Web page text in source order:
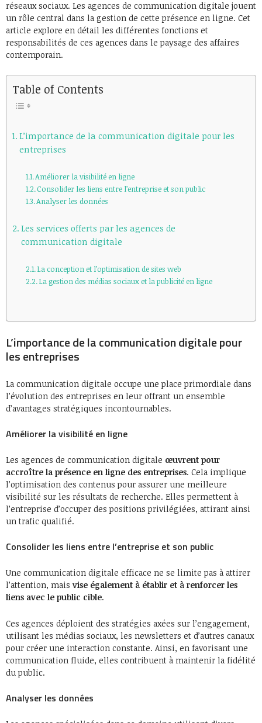
réseaux sociaux. Les agences de communication digitale jouent
un rôle central dans la gestion de cette présence en ligne. Cet
article explore en détail les différentes fonctions et
responsabilités de ces agences dans le paysage des affaires
contemporain.
Table of Contents
L’importance de la communication digitale pour les
entreprises
Améliorer la visibilité en ligne
Consolider les liens entre l’entreprise et son public
Analyser les données
Les services offerts par les agences de
communication digitale
La conception et l’optimisation de sites web
La gestion des médias sociaux et la publicité en ligne
L’importance de la communication digitale pour
les entreprises
La communication digitale occupe une place primordiale dans
l’évolution des entreprises en leur offrant un ensemble
d’avantages stratégiques incontournables.
Améliorer la visibilité en ligne
Les agences de communication digitale œuvrent pour
accroître la présence en ligne des entreprises. Cela implique
l’optimisation des contenus pour assurer une meilleure
visibilité sur les résultats de recherche. Elles permettent à
l’entreprise d’occuper des positions privilégiées, attirant ainsi
un trafic qualifié.
Consolider les liens entre l’entreprise et son public
Une communication digitale efficace ne se limite pas à attirer
l’attention, mais vise également à établir et à renforcer les
liens avec le public cible.
Ces agences déploient des stratégies axées sur l’engagement,
utilisant les médias sociaux, les newsletters et d’autres canaux
pour créer une interaction constante. Ainsi, en favorisant une
communication fluide, elles contribuent à maintenir la fidélité
du public.
Analyser les données